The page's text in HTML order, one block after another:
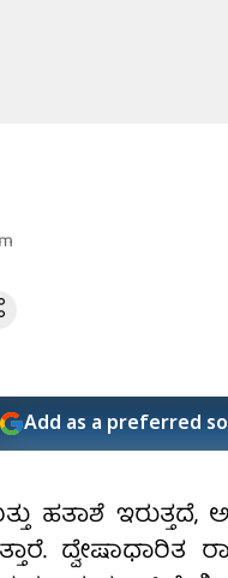
Add as a preferred
ಹತಾಶೆ ಇರುತ್ತದೆ,